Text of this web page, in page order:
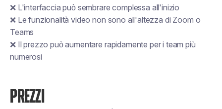
❌ L'interfaccia può sembrare complessa all'inizio
❌ Le funzionalità video non sono all'altezza di Zoom o
Teams
❌ Il prezzo può aumentare rapidamente per i team più
numerosi
PREZZI